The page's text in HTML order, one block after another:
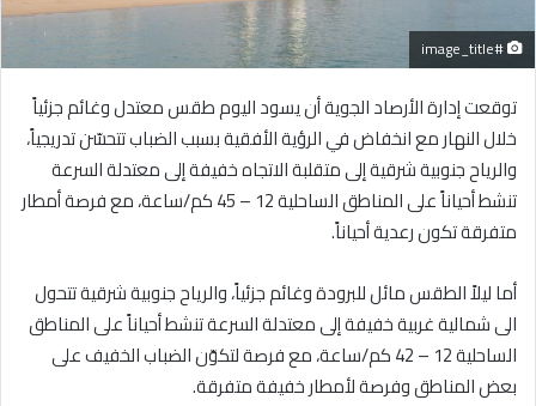
#image_title
توقعت إدارة الأرصاد الجوية أن يسود اليوم طقس معتدل وغائم جزئياً
خلال النهار مع انخفاض في الرؤية الأفقية بسبب الضباب تتحسّن تدريجياً،
والرياح جنوبية شرقية إلى متقلبة الاتجاه خفيفة إلى معتدلة السرعة
تنشط أحياناً على المناطق الساحلية 12 – 45 كم/ساعة، مع فرصة أمطار
متفرقة تكون رعدية أحياناً.
أما ليلاً الطقس مائل للبرودة وغائم جزئياً، والرياح جنوبية شرقية تتحول
الى شمالية غربية خفيفة إلى معتدلة السرعة تنشط أحياناً على المناطق
الساحلية 12 – 42 كم/ساعة، مع فرصة لتكوّن الضباب الخفيف على
بعض المناطق وفرصة لأمطار خفيفة متفرقة.